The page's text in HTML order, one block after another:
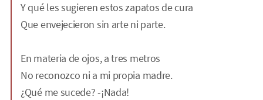
Y qué les sugieren estos zapatos de cura
Que envejecieron sin arte ni parte.
En materia de ojos, a tres metros
No reconozco ni a mi propia madre.
¿Qué me sucede? -¡Nada!